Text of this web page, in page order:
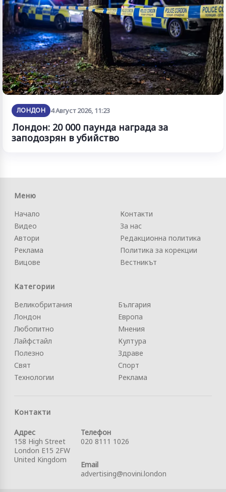
ЛОНДОН 4 Август 2026, 11:23
Лондон: 20 000 паунда награда за
заподозрян в убийство
Меню
Начало
Видео
Автори
Реклама
Вицове
Контакти
За нас
Редакционна политика
Политика за корекции
Вестникът
Категории
Великобритания
Лондон
Любопитно
Лайфстайл
Полезно
Свят
Технологии
България
Европа
Мнения
Култура
Здраве
Спорт
Реклама
Контакти
Адрес
158 High Street
London E15 2FW
United Kingdom
Телефон
020 8111 1026
Email
advertising@novini.london